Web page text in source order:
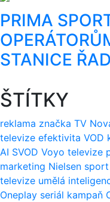
PRIMA
STANICE
ŠTÍTKY
reklama značka TV
televize efektivita VOD
AI SVOD Voyo televize
marketing Nielsen sport
televize umělá
Oneplay seriál kampaň